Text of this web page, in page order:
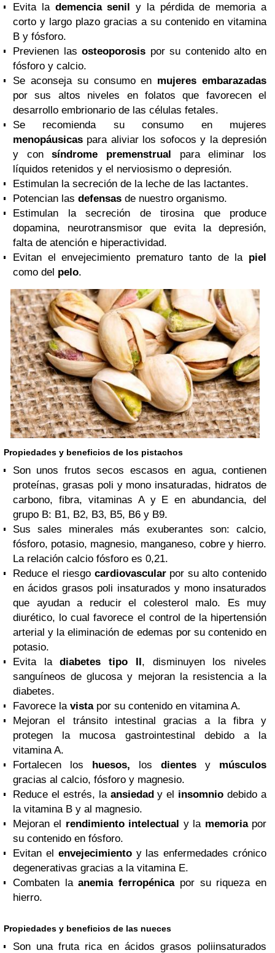
Evita la demencia senil y la pérdida de memoria a
corto y largo plazo gracias a su contenido en vitamina
B y fósforo.
Previenen lasosteoporosis por su contenido alto en
fósforo y calcio.
Se aconseja su consumo en mujeres embarazadas
por sus altos niveles en folatos que favorecen el
desarrollo embrionario de las células fetales.
Se recomienda su consumo en mujeres
menopáusicas para aliviar los sofocos y la depresión
y consíndrome premenstrual para eliminar los
líquidos retenidos y el nerviosismo o depresión.
Estimulan la secreción de la leche de las lactantes.
Potencian las defensas de nuestro organismo.
Estimulan la secreción de tirosina que produce
dopamina, neurotransmisor que evita la depresión,
falta de atención e hiperactividad.
Evitan el envejecimiento prematuro tanto de la piel
como del pelo.
Propiedades y beneficios de los pistachos
Son unos frutos secos escasos en agua, contienen
proteínas, grasas poli y mono insaturadas, hidratos de
carbono, fibra, vitaminas A y E en abundancia, del
grupo B: B1, B2, B3, B5, B6 y B9.
Sus sales minerales más exuberantes son: calcio,
fósforo, potasio, magnesio, manganeso, cobre y hierro.
La relación calcio fósforo es 0,21.
Reduce el riesgo cardiovascularpor su alto contenido
en ácidos grasos poli insaturados y mono insaturados
que ayudan a reducir el colesterol malo. Es muy
diurético, lo cual favorece el control de la hipertensión
arterial y la eliminación de edemas por su contenido en
potasio.
Evita ladiabetes tipo II, disminuyen los niveles
sanguíneos de glucosa y mejoran la resistencia a la
diabetes.
Favorece la vistapor su contenido en vitamina A.
Mejoran el tránsito intestinal gracias a la fibra y
protegen la mucosa gastrointestinal debido a la
vitamina A.
Fortalecen los huesos, los dientes y músculos
gracias al calcio, fósforo y magnesio.
Reduce el estrés, la ansiedady el insomnio debido a
la vitamina B y al magnesio.
Mejoran el rendimiento intelectual y la memoriapor
su contenido en fósforo.
Evitan el envejecimientoy las enfermedades crónico
degenerativas gracias a la vitamina E.
Combaten laanemia ferropénicapor su riqueza en
hierro.
Propiedades y beneficios de las nueces
Son una fruta rica en ácidos grasos poliinsaturados